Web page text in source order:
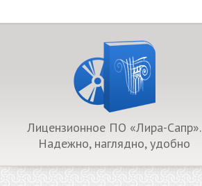
Лицензионное ПО «Лира-Сапр».
Надежно, наглядно, удобно